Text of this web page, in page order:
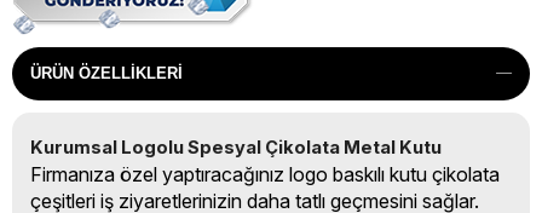
ÜRÜN ÖZELLIKLERI
Kurumsal Logolu Spesyal Çikolata Metal Kutu
Firmanıza özel yaptıracağınız logo baskılı kutu çikolata
çeşitleri iş ziyaretlerinizin daha tatlı geçmesini sağlar.